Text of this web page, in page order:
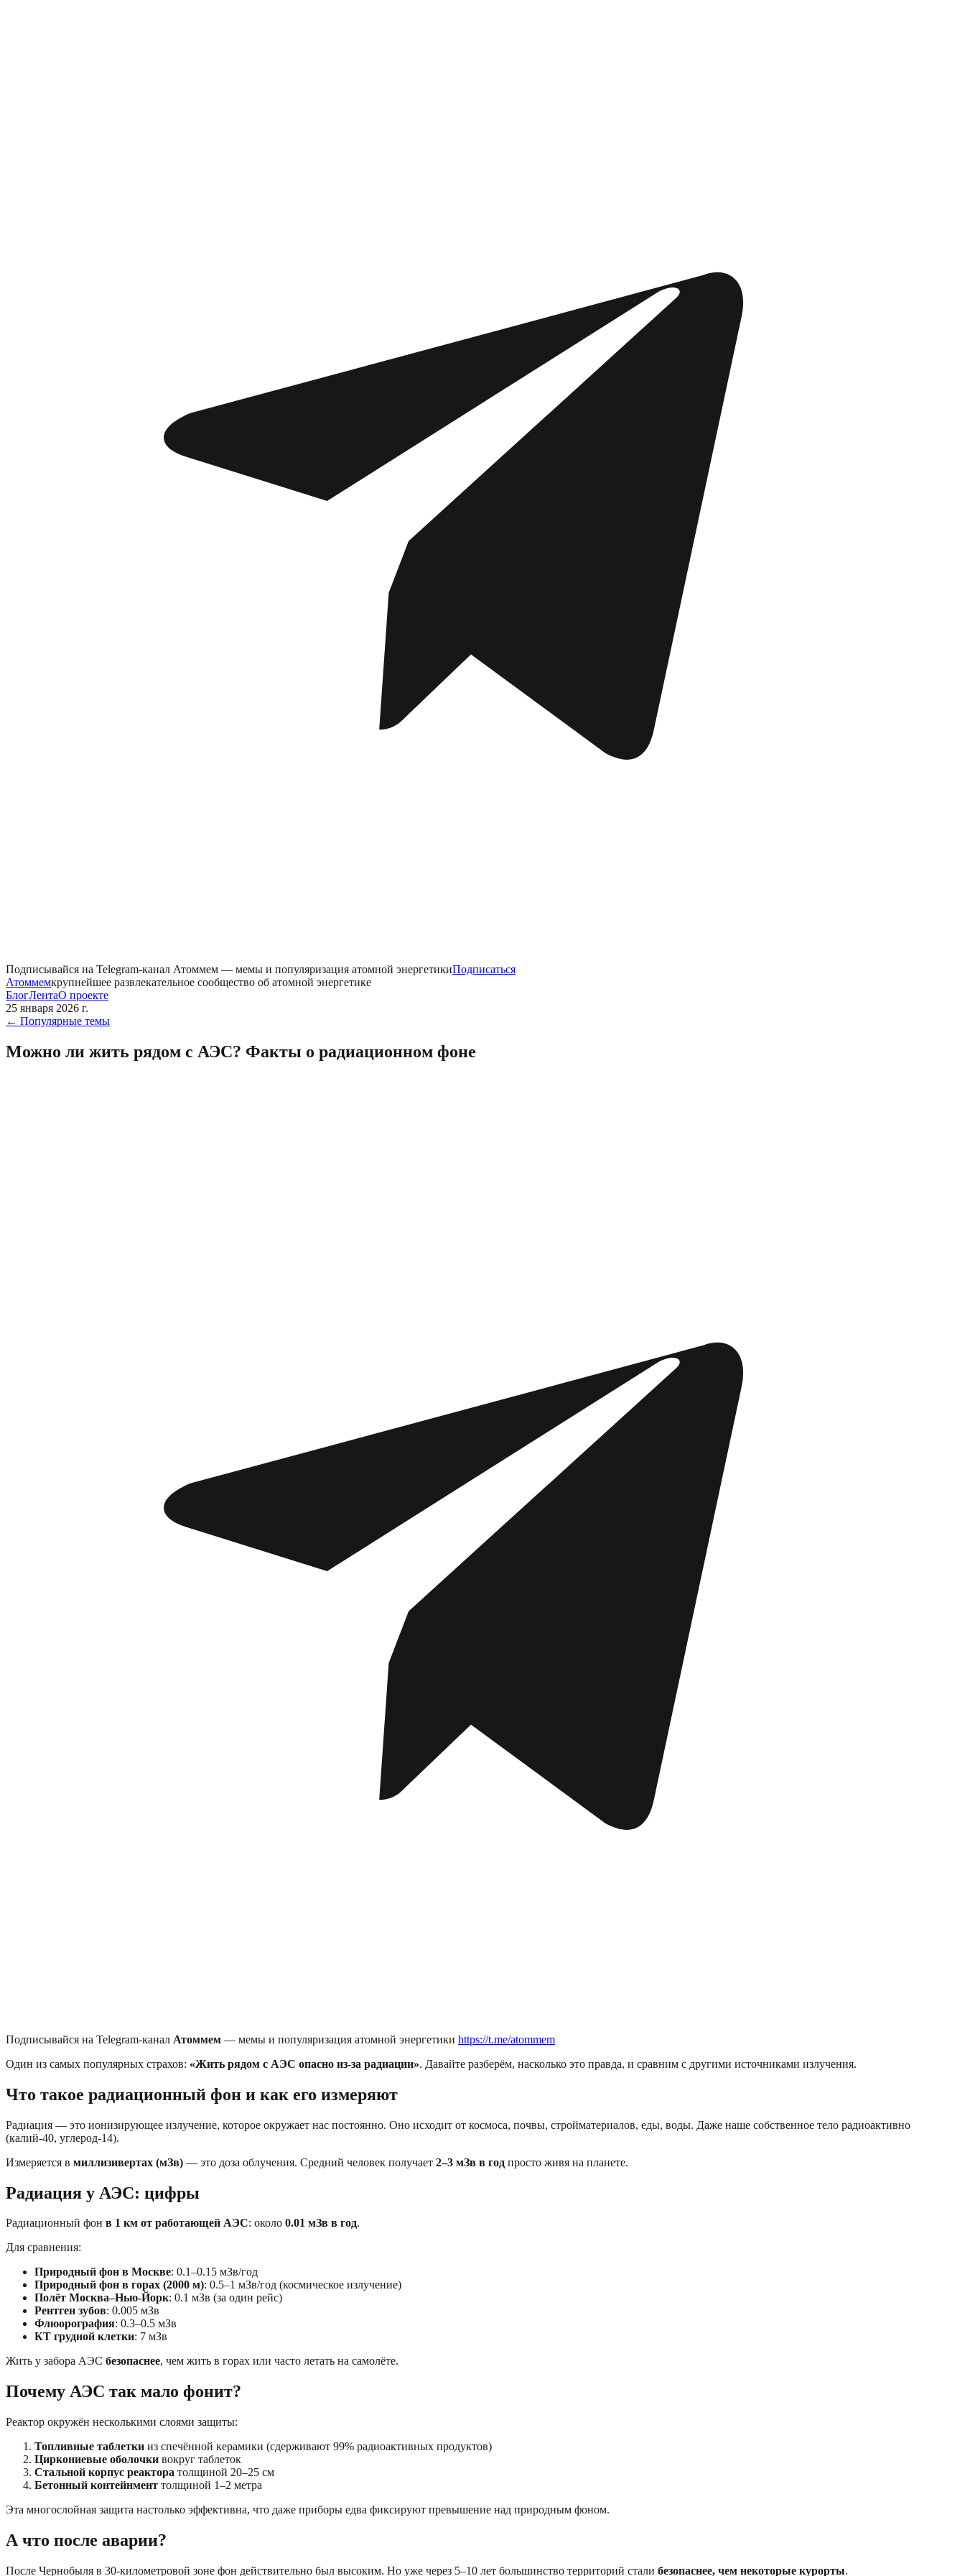
Подписывайся на Telegram-канал Атоммем — мемы и популяризация атомной энергетикиПодписаться
Атоммемкрупнейшее развлекательное сообщество об атомной энергетике
БлогЛентаО проекте
25 января 2026 г.
← Популярные темы
Можно ли жить рядом с АЭС? Факты о радиационном фоне
Подписывайся на Telegram-канал Атоммем — мемы и популяризация атомной энергетики https://t.me/atommem
Один из самых популярных страхов: «Жить рядом с АЭС опасно из-за радиации». Давайте разберём, насколько это правда, и сравним с другими источниками излучения.
Что такое радиационный фон и как его измеряют
Радиация — это ионизирующее излучение, которое окружает нас постоянно. Оно исходит от космоса, почвы, стройматериалов, еды, воды. Даже наше собственное тело радиоактивно
(калий-40, углерод-14).
Измеряется в миллизивертах (мЗв) — это доза облучения. Средний человек получает 2–3 мЗв в год просто живя на планете.
Радиация у АЭС: цифры
Радиационный фон в 1 км от работающей АЭС: около 0.01 мЗв в год.
Для сравнения:
Природный фон в Москве: 0.1–0.15 мЗв/год
Природный фон в горах (2000 м): 0.5–1 мЗв/год (космическое излучение)
Полёт Москва–Нью-Йорк: 0.1 мЗв (за один рейс)
Рентген зубов: 0.005 мЗв
Флюорография: 0.3–0.5 мЗв
КТ грудной клетки: 7 мЗв
Жить у забора АЭС безопаснее, чем жить в горах или часто летать на самолёте.
Почему АЭС так мало фонит?
Реактор окружён несколькими слоями защиты:
Топливные таблетки из спечённой керамики (сдерживают 99% радиоактивных продуктов)
Циркониевые оболочки вокруг таблеток
Стальной корпус реактора толщиной 20–25 см
Бетонный контейнмент толщиной 1–2 метра
Эта многослойная защита настолько эффективна, что даже приборы едва фиксируют превышение над природным фоном.
А что после аварии?
После Чернобыля в 30-километровой зоне фон действительно был высоким. Но уже через 5–10 лет большинство территорий стали безопаснее, чем некоторые курорты.